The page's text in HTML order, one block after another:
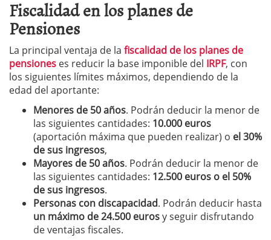
Fiscalidad en los planes de
Pensiones
La principal ventaja de la fiscalidad de los planes de
pensiones es reducir la base imponible del IRPF, con
los siguientes límites máximos, dependiendo de la
edad del aportante:
Menores de 50 años. Podrán deducir la menor de
las siguientes cantidades: 10.000 euros
(aportación máxima que pueden realizar) o el 30%
de sus ingresos,
Mayores de 50 años. Podrán deducir la menor de
las siguientes cantidades: 12.500 euros o el 50%
de sus ingresos.
Personas con discapacidad. Podrán deducir hasta
un máximo de 24.500 eurosy seguir disfrutando
de ventajas fiscales.